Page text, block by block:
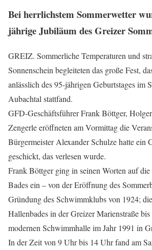
Bei herrlichstem Sommerwetter
jährige Jubiläum des Greizer
GREIZ. Sommerliche Temperaturen und
Sonnenschein begleiteten das große Fest,
anlässlich des 95-jährigen Geburtstages im
Aubachtal stattfand.
GFD-Geschäftsführer Frank Böttger,
Zengerle eröffneten am Vormittag die
Bürgermeister Alexander Schulze hatte ein
geschickt, das verlesen wurde.
Frank Böttger ging in seinen Worten auf
Bades ein – von der Eröffnung des
Gründung des Schwimmklubs von 1924;
Hallenbades in der Greizer Marienstraße
modernen Schwimmhalle im Jahr 1991 in
In der Zeit von 9 Uhr bis 14 Uhr fand am